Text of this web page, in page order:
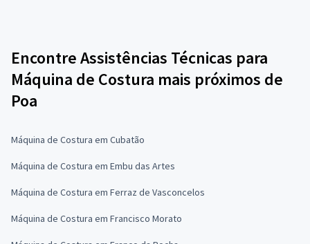
Encontre Assistências Técnicas para
Máquina de Costura mais próximos de
Poa
Máquina de Costura em Cubatão
Máquina de Costura em Embu das Artes
Máquina de Costura em Ferraz de Vasconcelos
Máquina de Costura em Francisco Morato